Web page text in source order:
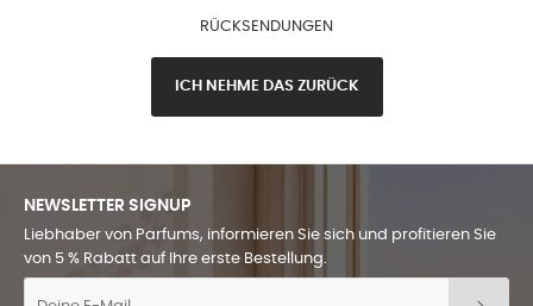
RÜCKSENDUNGEN
ICH NEHME DAS ZURÜCK
NEWSLETTER SIGNUP
Liebhaber von Parfums, informieren Sie sich und profitieren Sie
von 5 % Rabatt auf Ihre erste Bestellung.